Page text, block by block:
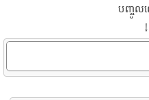
បញ្ចូល